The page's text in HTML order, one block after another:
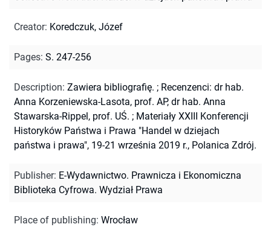
Creator: Koredczuk, Józef
Pages: S. 247-256
Description: Zawiera bibliografię. ; Recenzenci: dr hab.
Anna Korzeniewska-Lasota, prof. AP, dr hab. Anna
Stawarska-Rippel, prof. UŚ. ; Materiały XXIII Konferencji
Historyków Państwa i Prawa "Handel w dziejach
państwa i prawa", 19-21 września 2019 r., Polanica Zdrój.
Publisher: E-Wydawnictwo. Prawnicza i Ekonomiczna
Biblioteka Cyfrowa. Wydział Prawa
Place of publishing: Wrocław